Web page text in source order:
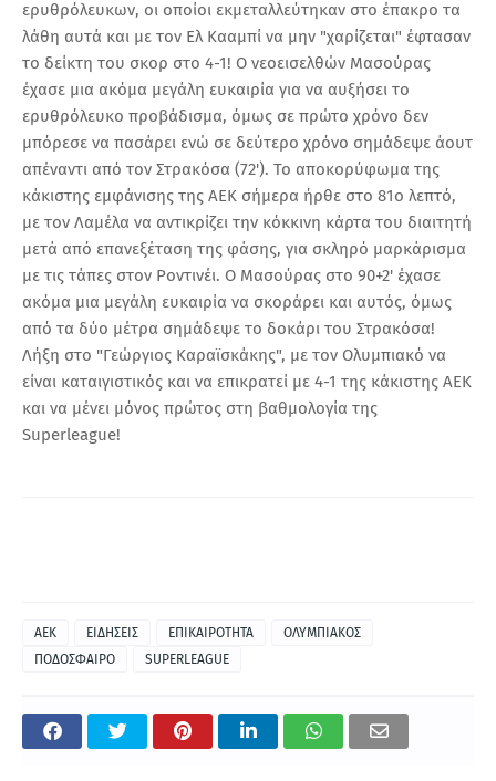
ερυθρόλευκων, οι οποίοι εκμεταλλεύτηκαν στο έπακρο τα
λάθη αυτά και με τον Ελ Κααμπί να μην "χαρίζεται" έφτασαν
το δείκτη του σκορ στο 4-1! Ο νεοεισελθών Μασούρας
έχασε μια ακόμα μεγάλη ευκαιρία για να αυξήσει το
ερυθρόλευκο προβάδισμα, όμως σε πρώτο χρόνο δεν
μπόρεσε να πασάρει ενώ σε δεύτερο χρόνο σημάδεψε άουτ
απέναντι από τον Στρακόσα (72'). Το αποκορύφωμα της
κάκιστης εμφάνισης της ΑΕΚ σήμερα ήρθε στο 81ο λεπτό,
με τον Λαμέλα να αντικρίζει την κόκκινη κάρτα του διαιτητή
μετά από επανεξέταση της φάσης, για σκληρό μαρκάρισμα
με τις τάπες στον Ροντινέι. Ο Μασούρας στο 90+2' έχασε
ακόμα μια μεγάλη ευκαιρία να σκοράρει και αυτός, όμως
από τα δύο μέτρα σημάδεψε το δοκάρι του Στρακόσα!
Λήξη στο "Γεώργιος Καραϊσκάκης", με τον Ολυμπιακό να
είναι καταιγιστικός και να επικρατεί με 4-1 της κάκιστης ΑΕΚ
και να μένει μόνος πρώτος στη βαθμολογία της
Superleague!
ΑΕΚ ΕΙΔΗΣΕΙΣ ΕΠΙΚΑΙΡΟΤΗΤΑ
ΟΛΥΜΠΙΑΚΟΣ
ΠΟΔΟΣΦΑΙΡΟ
SUPERLEAGUE